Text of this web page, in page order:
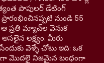
పాపులర్ డేటింగ్
నుండి 55
ప్రతి మ్యాచ్‌ల వెనుక
లక్ష్యం. మీరు
వెళ్ళే చోటు ఇది: ఒక
మొదలై నిజమైన బంధంగా